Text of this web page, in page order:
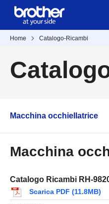
Home Catalogo-Ricambi
Macchina occhiellatrice
Macchina
Catalogo Ricambi RH-
Scarica PDF (11.8MB)